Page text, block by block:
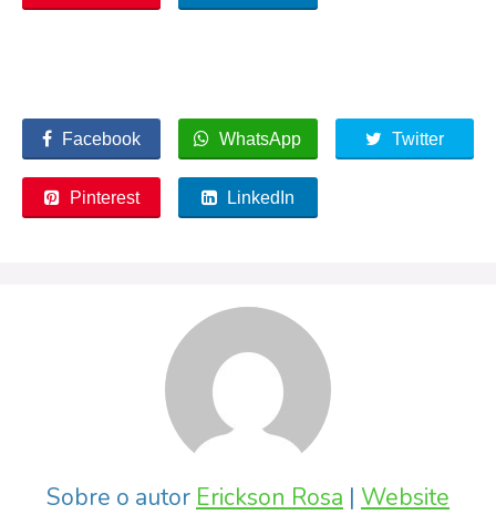
Facebook WhatsApp Twitter
Pinterest LinkedIn
Sobre o autor Erickson Rosa | Website